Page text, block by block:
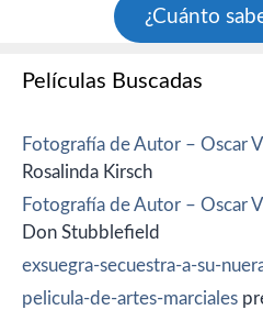
¿Cuánto
Películas Buscadas
Fotografía de Autor – Oscar
Rosalinda Kirsch
Fotografía de Autor – Oscar
Don Stubblefield
exsuegra-secuestra-a-su-
pelicula-de-artes-marciales